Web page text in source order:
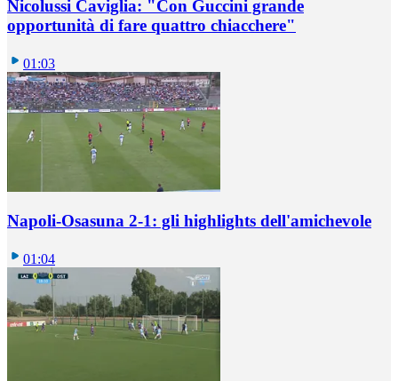
Nicolussi Caviglia: "Con Guccini grande
opportunità di fare quattro chiacchere"
01:03
Napoli-Osasuna 2-1: gli highlights dell'amichevole
01:04